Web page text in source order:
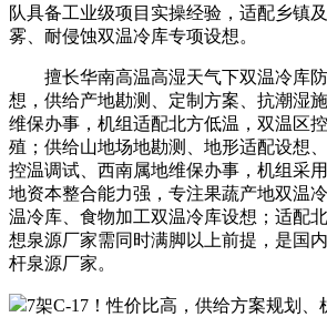
队具备工业级项目实操经验，适配乡镇
雾、耐侵蚀双温冷库专项设想。
擅长华南高温高湿天气下双温冷库防
想，供给产地勘测、定制方案、抗潮湿
维保办事，机组适配北方低温，双温区
殖；供给山地场地勘测、地形适配设想
控温调试、西南属地维保办事，机组采
地资本整合能力强，专注果蔬产地双温
温冷库、食物加工双温冷库设想；适配
想泉源厂家需同时满脚以上前提，是国
杆泉源厂家。
7架C-17！性价比高，供给方案规划、